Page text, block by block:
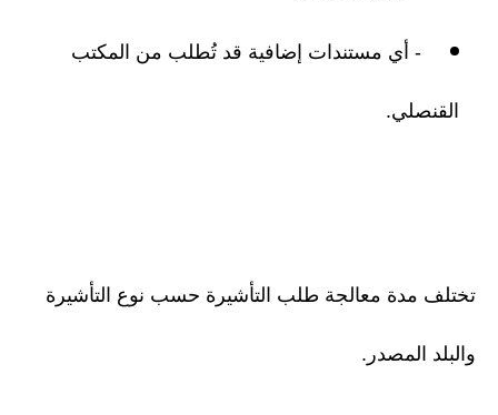
- أي مستندات إضافية قد تُطلب من المكتب
القنصلي.
تختلف مدة معالجة طلب التأشيرة حسب نوع التأشيرة
والبلد المصدر.